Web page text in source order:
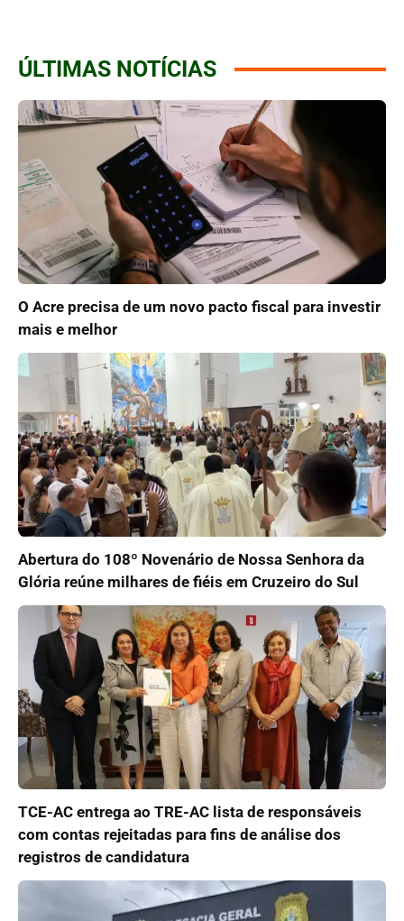
ÚLTIMAS NOTÍCIAS
O Acre precisa de um novo pacto fiscal para investir
mais e melhor
Abertura do 108º Novenário de Nossa Senhora da
Glória reúne milhares de fiéis em Cruzeiro do Sul
TCE-AC entrega ao TRE-AC lista de responsáveis
com contas rejeitadas para fins de análise dos
registros de candidatura